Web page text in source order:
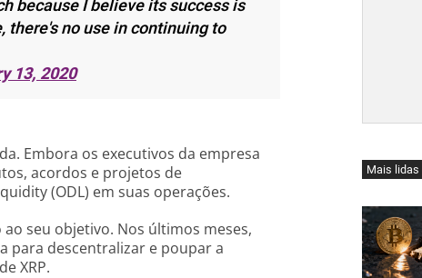
because I believe its success is
there's no use in continuing to
13, 2020
Embora os executivos da empresa
acordos e projetos de
(ODL) em suas operações.
seu objetivo. Nos últimos meses,
para descentralizar e poupar a
XRP.
Mais